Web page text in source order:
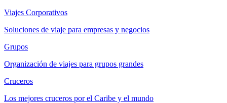
Viajes Corporativos
Soluciones de viaje para empresas y negocios
Grupos
Organización de viajes para grupos grandes
Cruceros
Los mejores cruceros por el Caribe y el mundo